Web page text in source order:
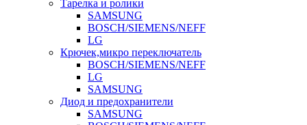
Тарелка и ролики
SAMSUNG
BOSCH/SIEMENS/NEFF
LG
Крючек,микро переключатель
BOSCH/SIEMENS/NEFF
LG
SAMSUNG
Диод и предохранители
SAMSUNG